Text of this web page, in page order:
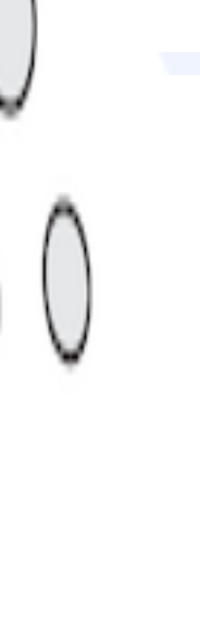
빠르게 확보
커졌습니다.
활 인프라의
수요를 일부
나 효율적으로